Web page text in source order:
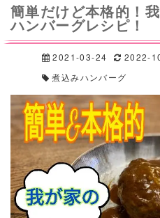
簡単だけど本格的！
ハンバーグレシピ！
2021-03-24 2022-
煮込みハンバーグ